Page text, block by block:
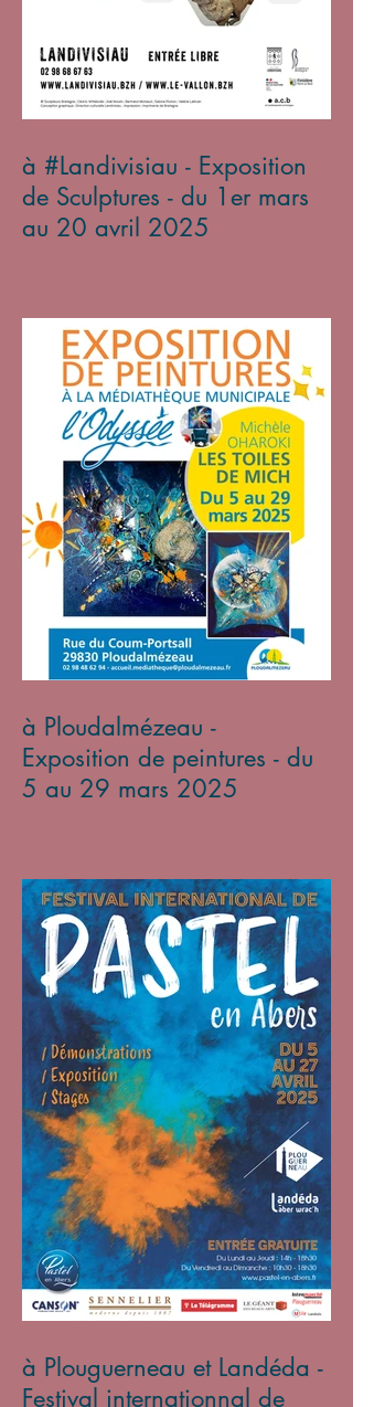
à #Landivisiau - Exposition
de Sculptures - du 1er mars
au 20 avril 2025
à Ploudalmézeau -
Exposition de peintures - du
5 au 29 mars 2025
à Plouguerneau et Landéda -
Festival internationnal de